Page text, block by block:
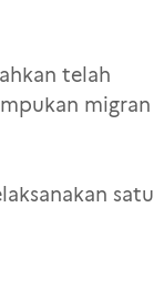
telah
migran
satu